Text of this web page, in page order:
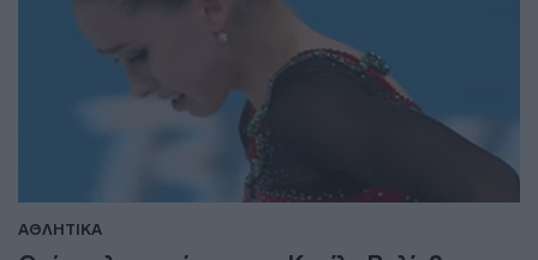
ΑΘΛΗΤΙΚΑ